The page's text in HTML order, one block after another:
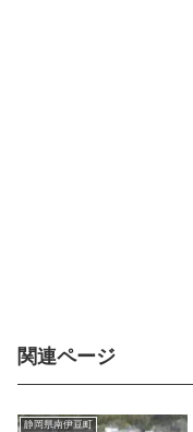
関連ページ
静岡県南伊豆町